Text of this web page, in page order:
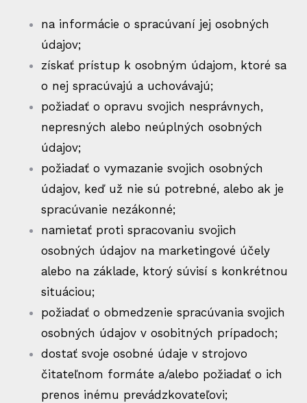
na informácie o spracúvaní jej osobných
údajov;
získať prístup k osobným údajom, ktoré sa
o nej spracúvajú a uchovávajú;
požiadať o opravu svojich nesprávnych,
nepresných alebo neúplných osobných
údajov;
požiadať o vymazanie svojich osobných
údajov, keď už nie sú potrebné, alebo ak je
spracúvanie nezákonné;
namietať proti spracovaniu svojich
osobných údajov na marketingové účely
alebo na základe, ktorý súvisí s konkrétnou
situáciou;
požiadať o obmedzenie spracúvania svojich
osobných údajov v osobitných prípadoch;
dostať svoje osobné údaje v strojovo
čitateľnom formáte a/alebo požiadať o ich
prenos inému prevádzkovateľovi;